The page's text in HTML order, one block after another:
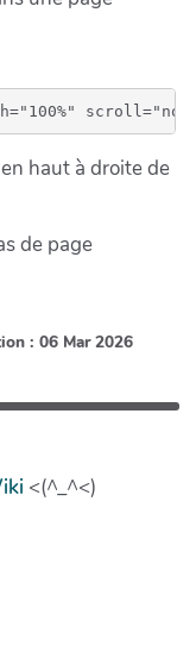
haut à droite de
de page
: 06 Mar 2026
<(^_^<)